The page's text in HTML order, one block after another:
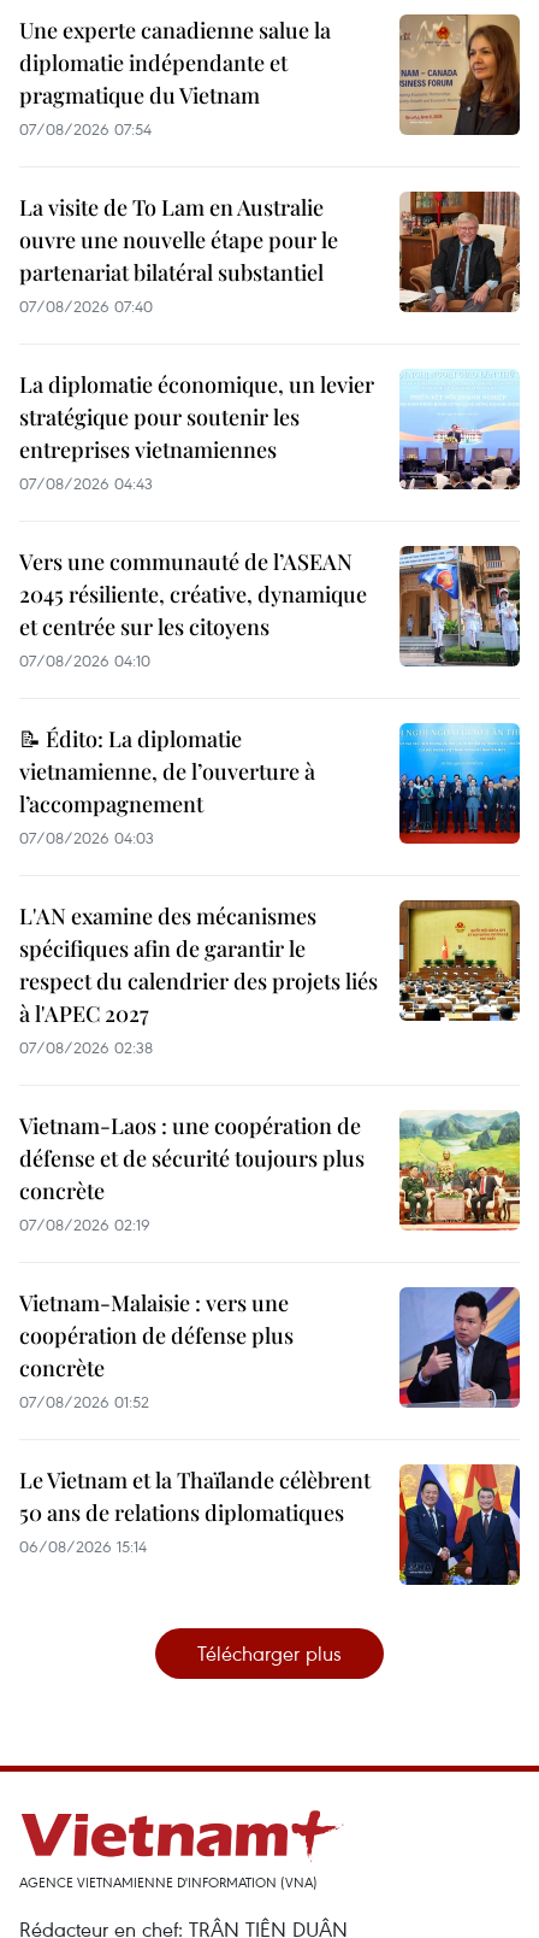
Une experte canadienne salue la
diplomatie indépendante et
pragmatique du Vietnam
07/08/2026 07:54
La visite de To Lam en Australie
ouvre une nouvelle étape pour le
partenariat bilatéral substantiel
07/08/2026 07:40
La diplomatie économique, un levier
stratégique pour soutenir les
entreprises vietnamiennes
07/08/2026 04:43
Vers une communauté de l’ASEAN
2045 résiliente, créative, dynamique
et centrée sur les citoyens
07/08/2026 04:10
📝 Édito: La diplomatie
vietnamienne, de l’ouverture à
l’accompagnement
07/08/2026 04:03
L'AN examine des mécanismes
spécifiques afin de garantir le
respect du calendrier des projets liés
à l'APEC 2027
07/08/2026 02:38
Vietnam-Laos : une coopération de
défense et de sécurité toujours plus
concrète
07/08/2026 02:19
Vietnam-Malaisie : vers une
coopération de défense plus
concrète
07/08/2026 01:52
Le Vietnam et la Thaïlande célèbrent
50 ans de relations diplomatiques
06/08/2026 15:14
Télécharger plus
AGENCE VIETNAMIENNE D'INFORMATION (VNA)
Rédacteur en chef: TRÂN TIÊN DUÂN